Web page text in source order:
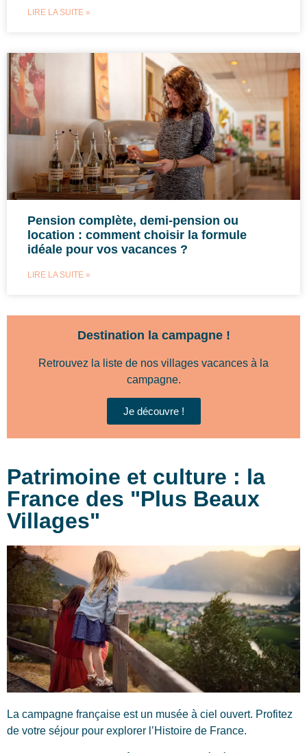
LIRE LA SUITE »
Pension complète, demi-pension ou
location : comment choisir la formule
idéale pour vos vacances ?
LIRE LA SUITE »
Destination la campagne !
Retrouvez la liste de nos villages vacances à la
campagne.
Je découvre !
Patrimoine et culture : la
France des "Plus Beaux
Villages"
La campagne française est un musée à ciel ouvert. Profitez
de votre séjour pour explorer l’Histoire de France.